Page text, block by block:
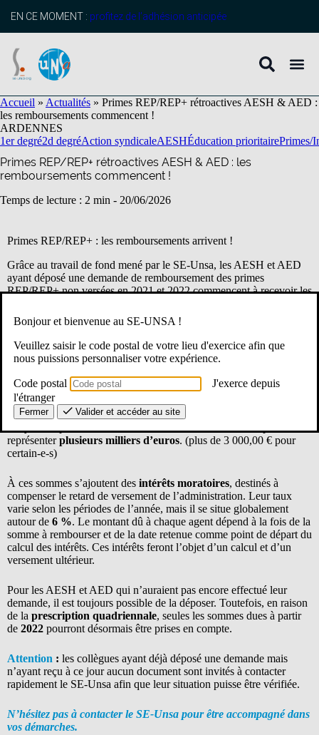
principal
EN CE MOMENT : profitez de l’adhésion anticipée
Accueil » Actualités » Primes REP/REP+ rétroactives AESH & AED :
les remboursements commencent !
ARDENNES
1er degré2d degréAction syndicaleAESHÉducation prioritairePrimes/
Primes REP/REP+ rétroactives AESH & AED : les
remboursements commencent !
Temps de lecture : 2 min - 20/06/2026
Primes REP/REP+ : les remboursements arrivent !
Grâce au travail de fond mené par le SE-Unsa, les AESH et AED
ayant déposé une demande de remboursement des primes
REP/REP+ non versées en 2021 et 2022 commencent à recevoir les
retourner ce document avant le30 juin . Dans ce cas, le versement
interviendra sur lapaie d’août. Passé cette date, le paiement devrait
Les montants récupérés peuvent être particulièrement importants. À
titre d’exemple, pour un AESH à mi-temps ayant
représenterplusieurs milliers d’euros. (plus de 3 000,00 € pour
certain-e-s)
À ces sommes s’ajoutent des intérêts moratoires, destinés à
compenser le retard de versement de l’administration. Leur taux
varie selon les périodes de l’année, mais il se situe globalement
autour de 6 %. Le montant dû à chaque agent dépend à la fois de la
somme à rembourser et de la date retenue comme point de départ du
calcul des intérêts. Ces intérêts feront l’objet d’un calcul et d’un
versement ultérieur.
Pour les AESH et AED qui n’auraient pas encore effectué leur
demande, il est toujours possible de la déposer. Toutefois, en raison
de la prescription quadriennale, seules les sommes dues à partir
de 2022 pourront désormais être prises en compte.
Attention : les collègues ayant déjà déposé une demande mais
n’ayant reçu à ce jour aucun document sont invités à contacter
rapidement le SE-Unsa afin que leur situation puisse être vérifiée.
N’hésitez pas à contacter le SE-Unsa pour être accompagné dans
vos démarches.
Bonjour et bienvenue au SE-UNSA !
Veuillez saisir le code postal de votre lieu d'exercice afin que
nous puissions personnaliser votre expérience.
Code postal
J'exerce depuis
l'étranger
Fermer Valider et accéder au site